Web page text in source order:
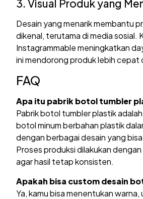
3. Visual Produk yang
Desain yang menarik membantu
dikenal, terutama di media sosial.
Instagrammable meningkatkan
ini mendorong produk lebih cepat
FAQ
Apa itu pabrik botol tumbler
Pabrik botol tumbler plastik
botol minum berbahan plastik
dengan berbagai desain yang
Proses produksi dilakukan dengan
agar hasil tetap konsisten.
Apakah bisa custom desain
Ya, kamu bisa menentukan warna,